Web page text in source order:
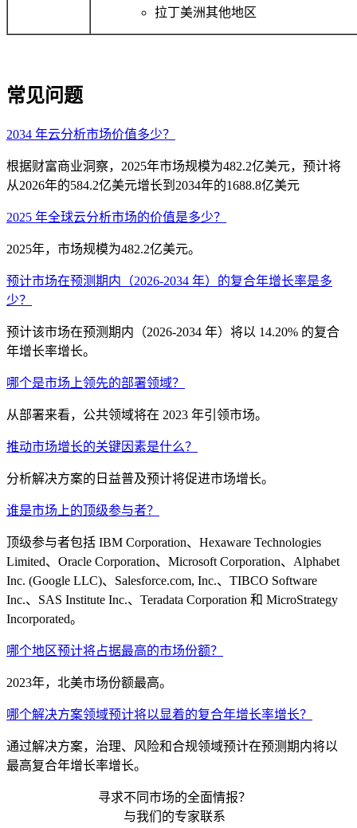
拉丁美洲其他地区
常见问题
2034 年云分析市场价值多少？
根据财富商业洞察，2025年市场规模为482.2亿美元，预计将
从2026年的584.2亿美元增长到2034年的1688.8亿美元
2025 年全球云分析市场的价值是多少？
2025年，市场规模为482.2亿美元。
预计市场在预测期内（2026-2034 年）的复合年增长率是多
少？
预计该市场在预测期内（2026-2034 年）将以 14.20% 的复合
年增长率增长。
哪个是市场上领先的部署领域？
从部署来看，公共领域将在 2023 年引领市场。
推动市场增长的关键因素是什么？
分析解决方案的日益普及预计将促进市场增长。
谁是市场上的顶级参与者？
顶级参与者包括 IBM Corporation、Hexaware Technologies
Limited、Oracle Corporation、Microsoft Corporation、Alphabet
Inc. (Google LLC)、Salesforce.com, Inc.、TIBCO Software
Inc.、SAS Institute Inc.、Teradata Corporation 和 MicroStrategy
Incorporated。
哪个地区预计将占据最高的市场份额？
2023年，北美市场份额最高。
哪个解决方案领域预计将以显着的复合年增长率增长？
通过解决方案，治理、风险和合规领域预计在预测期内将以
最高复合年增长率增长。
寻求不同市场的全面情报？
与我们的专家联系